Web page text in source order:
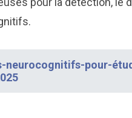
neurocognitifs-pour-